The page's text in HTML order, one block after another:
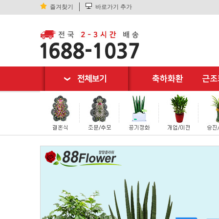
즐겨찾기 바로가기 추가